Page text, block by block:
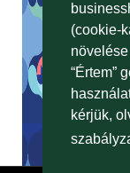
(cookie-
“Értem”
kérjük,